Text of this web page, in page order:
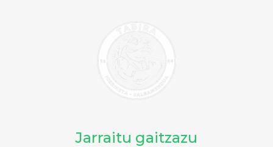
Jarraitu gaitzazu